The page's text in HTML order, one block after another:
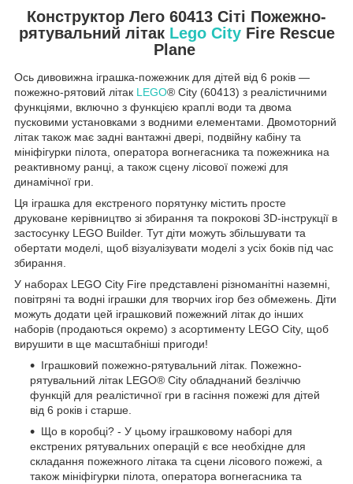
Конструктор Лего 60413 Сіті Пожежно-
рятувальний літак Lego CityFire Rescue
Plane
Ось дивовижна іграшка-пожежник для дітей від 6 років —
пожежно-рятовий літак LEGO® City (60413) з реалістичними
функціями, включно з функцією краплі води та двома
пусковими установками з водними елементами. Двомоторний
літак також має задні вантажні двері, подвійну кабіну та
мініфігурки пілота, оператора вогнегасника та пожежника на
реактивному ранці, а також сцену лісової пожежі для
динамічної гри.
Ця іграшка для екстреного порятунку містить просте
друковане керівництво зі збирання та покрокові 3D-інструкції в
застосунку LEGO Builder. Тут діти можуть збільшувати та
обертати моделі, щоб візуалізувати моделі з усіх боків під час
збирання.
У наборах LEGO City Fire представлені різноманітні наземні,
повітряні та водні іграшки для творчих ігор без обмежень. Діти
можуть додати цей іграшковий пожежний літак до інших
наборів (продаються окремо) з асортименту LEGO City, щоб
вирушити в ще масштабніші пригоди!
Іграшковий пожежно-рятувальний літак. Пожежно-
рятувальний літак LEGO® City обладнаний безліччю
функцій для реалістичної гри в гасіння пожежі для дітей
від 6 років і старше.
Що в коробці? - У цьому іграшковому наборі для
екстрених рятувальних операцій є все необхідне для
складання пожежного літака та сцени лісового пожежі, а
також мініфігурки пілота, оператора вогнегасника та